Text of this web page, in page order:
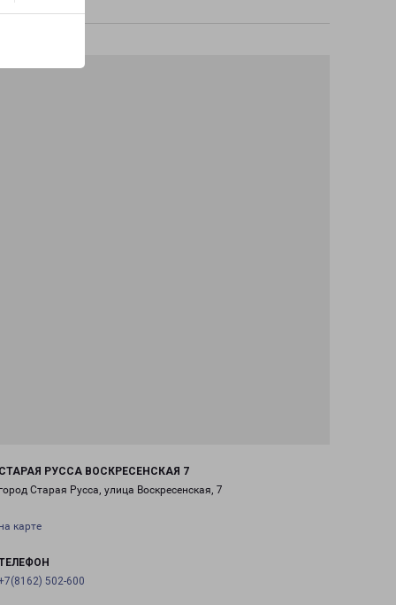
РУССА ВОСКРЕСЕНСКАЯ 7
Старая Русса, улица Воскресенская, 7
карте
502-600